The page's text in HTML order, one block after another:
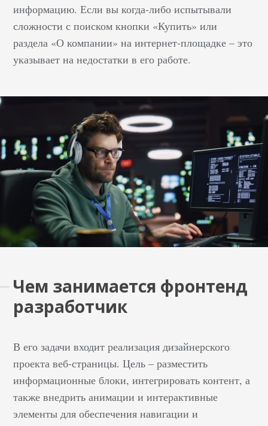
информацию. Если вы когда-либо испытывали
сложности с поиском кнопки «Купить» или
раздела «О компании» на интернет-площадке – это
указывает на недостатки в его работе.
Чем занимается фронтенд
разработчик
В его задачи входит реализация дизайнерского
проекта веб-страницы. Цель – разместить
информационные блоки, интегрировать контент, а
также внедрить анимации и интерактивные
элементы для обеспечения навигации и